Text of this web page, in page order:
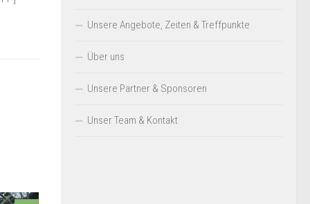
Unsere Angebote, Zeiten & Treffpunkte
Über uns
Unsere Partner & Sponsoren
Unser Team & Kontakt